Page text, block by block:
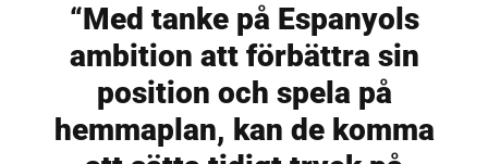
“Med tanke på Espanyols
ambition att förbättra sin
position och spela på
hemmaplan, kan de komma